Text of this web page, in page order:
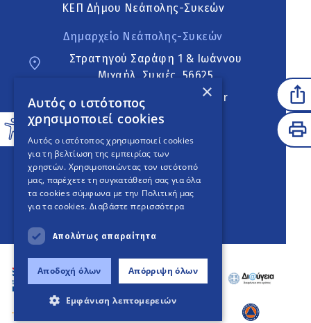
ΚΕΠ Δήμου Νεάπολης-Συκεών
Δημαρχείο Νεάπολης-Συκεών
Στρατηγού Σαράφη 1 & Ιωάννου
Μιχαήλ, Συκιές, 56625
neapoli.sykies@ddt.gov.gr
Ακολουθήστε
English Version
An project
×
Αυτός ο ιστότοπος
χρησιμοποιεί cookies
Αυτός ο ιστότοπος χρησιμοποιεί cookies
για τη βελτίωση της εμπειρίας των
χρηστών. Χρησιμοποιώντας τον ιστότοπό
μας, παρέχετε τη συγκατάθεσή σας για όλα
τα cookies σύμφωνα με την Πολιτική μας
για τα cookies. Διαβάστε περισσότερα
Απολύτως απαραίτητα
Αποδοχή όλων Απόρριψη όλων
Εμφάνιση λεπτομερειών